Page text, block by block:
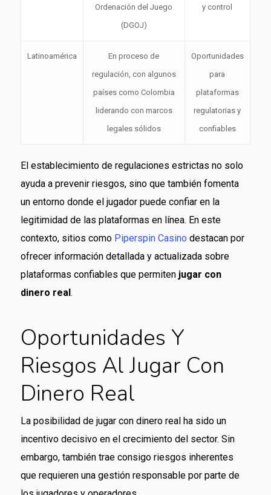
Ordenación del Juego
(DGOJ)
y control
Latinoamérica
En proceso de
regulación, con algunos
países como Colombia
liderando con marcos
legales sólidos
Oportunidades
para
plataformas
regulatorias y
confiables
El establecimiento de regulaciones estrictas no solo
ayuda a prevenir riesgos, sino que también fomenta
un entorno donde el jugador puede confiar en la
legitimidad de las plataformas en línea. En este
contexto, sitios como Piperspin Casino destacan por
ofrecer información detallada y actualizada sobre
plataformas confiables que permiten jugar con
dinero real.
Oportunidades Y
Riesgos Al Jugar Con
Dinero Real
La posibilidad de jugar con dinero real ha sido un
incentivo decisivo en el crecimiento del sector. Sin
embargo, también trae consigo riesgos inherentes
que requieren una gestión responsable por parte de